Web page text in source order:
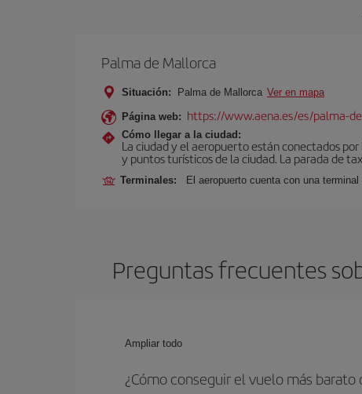
Palma de Mallorca
Situación: Palma de Mallorca Ver en mapa
Página web: https://www.aena.es/es/palma-
Cómo llegar a la ciudad:
La ciudad y el aeropuerto están conectados
y puntos turísticos de la ciudad. La parada de
Terminales: El aeropuerto cuenta con una
Preguntas frecuentes
Ampliar todo
¿Cómo conseguir el vuelo más